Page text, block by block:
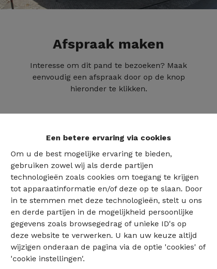
Een betere ervaring via cookies
Om u de best mogelijke ervaring te bieden,
gebruiken zowel wij als derde partijen
technologieën zoals cookies om toegang te krijgen
tot apparaatinformatie en/of deze op te slaan. Door
in te stemmen met deze technologieën, stelt u ons
en derde partijen in de mogelijkheid persoonlijke
gegevens zoals browsegedrag of unieke ID's op
deze website te verwerken. U kan uw keuze altijd
wijzigen onderaan de pagina via de optie 'cookies' of
'cookie instellingen'.
Afspraak maken
Interesse om dit pand te bezoeken? Maak
eenvoudig een afspraak door op de knop
hieronder te klikken.
info@eventimmo.be